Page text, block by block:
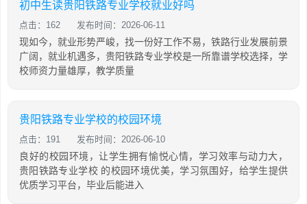
初中生读贵阳铁路专业学校就业好吗
点击：162 发布时间：2026-06-11
现如今，就业形势严峻，找一份好工作不易，铁路行业发展前景
广阔，就业机遇多，贵阳铁路专业学校是一所靠谱学校选择，学
校师资力量雄厚，教学质量
贵阳铁路专业学校的校园环境
点击：191 发布时间：2026-06-10
良好的校园环境，让学生拥有愉悦心情，学习效率与动力大，
贵阳铁路专业学校 的校园环境优美，学习氛围好，给学生提供
优质学习平台，毕业后能进入